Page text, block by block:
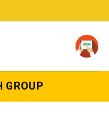
GROUP